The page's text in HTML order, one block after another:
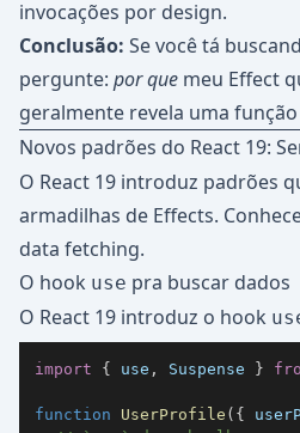
invocações por design.
Conclusão: Se você tá
pergunte: por que meu Effect
geralmente revela uma
Novos padrões do React 19:
O React 19 introduz padrões
armadilhas de Effects.
data fetching.
O hook use pra buscar dados
O React 19 introduz o hook
import { use , Suspense }
function UserProfile ( {